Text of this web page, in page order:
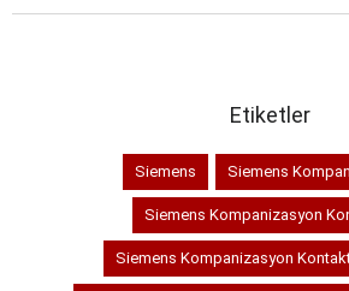
Etiketler
Siemens Siemens
Siemens Kompanizasyon
Siemens Kompanizasyon